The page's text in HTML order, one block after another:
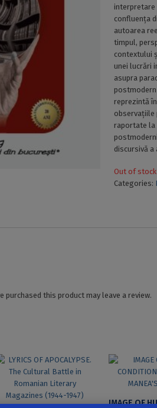
interpretare
confluența
autoarea
timpul,
contextului
unei lucrări
asupra
reprezintă
observațiile
raportate la
discursivă a
Out of stock
Categories:
purchased this product may leave a review.